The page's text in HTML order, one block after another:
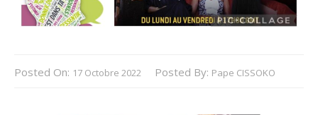
Posted On: 17 Octobre 2022 Posted By: Pape CISSOKO